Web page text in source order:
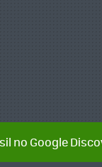
no Google